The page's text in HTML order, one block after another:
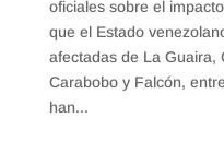
oficiales sobre el
que el Estado
afectadas de La Guaira,
Carabobo y Falcón,
han...